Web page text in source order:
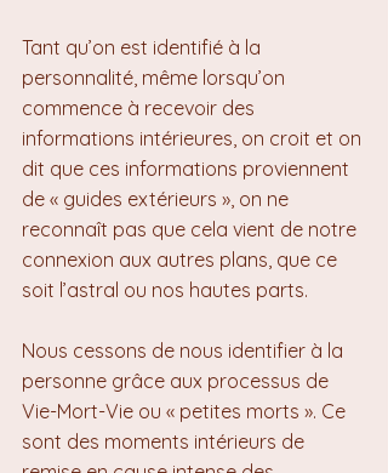
Tant qu’on est identifié à la
personnalité, même lorsqu’on
commence à recevoir des
informations intérieures, on croit et on
dit que ces informations proviennent
de « guides extérieurs », on ne
reconnaît pas que cela vient de notre
connexion aux autres plans, que ce
soit l’astral ou nos hautes parts.
Nous cessons de nous identifier à la
personne grâce aux processus de
Vie-Mort-Vie ou « petites morts ». Ce
sont des moments intérieurs de